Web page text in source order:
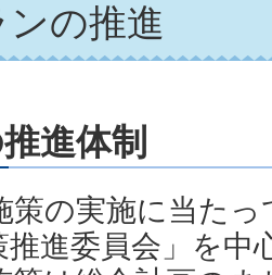
の推進
進体制
の実施に当たっ
推進委員会」を中